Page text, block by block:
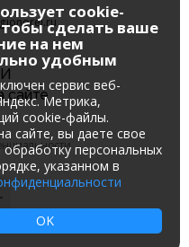
сайте
cookie-
сделать ваше
на нем
удобным
сервис веб-
Метрика,
cookie-файлы.
сайте, вы даете свое
обработку персональных
указанном в
OK